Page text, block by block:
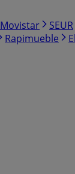
Movistar SEUR
Rapimueble